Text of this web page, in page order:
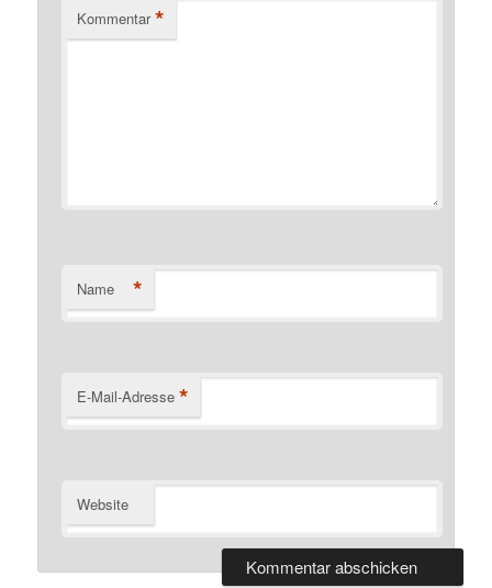
Kommentar *
Name *
E-Mail-Adresse *
Website